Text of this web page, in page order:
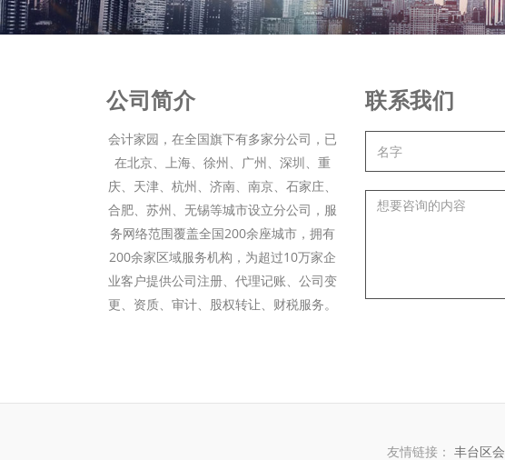
公司简介
会计家园，在全国旗下有多家分公司，已
在北京、上海、徐州、广州、深圳、重
庆、天津、杭州、济南、南京、石家庄、
合肥、苏州、无锡等城市设立分公司，服
务网络范围覆盖全国200余座城市，拥有
200余家区域服务机构，为超过10万家企
业客户提供公司注册、代理记账、公司变
更、资质、审计、股权转让、财税服务。
联系我们
友情链接： 丰台区